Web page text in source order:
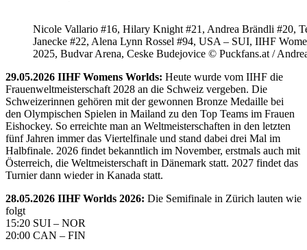
Nicole Vallario #16, Hilary Knight #21, Andrea Brändli #20,
Janecke #22, Alena Lynn Rossel #94, USA – SUI, IIHF
2025, Budvar Arena, Ceske Budejovice © Puckfans.at /
29.05.2026 IIHF Womens Worlds: Heute wurde vom IIHF die
Frauenweltmeisterschaft 2028 an die Schweiz vergeben. Die
Schweizerinnen gehören mit der gewonnen Bronze Medaille bei
den Olympischen Spielen in Mailand zu den Top Teams im Frauen
Eishockey. So erreichte man an Weltmeisterschaften in den letzten
fünf Jahren immer das Viertelfinale und stand dabei drei Mal im
Halbfinale. 2026 findet bekanntlich im November, erstmals auch mit
Österreich, die Weltmeisterschaft in Dänemark statt. 2027 findet das
Turnier dann wieder in Kanada statt.
28.05.2026 IIHF Worlds 2026: Die Semifinale in Zürich lauten wie
folgt
15:20 SUI – NOR
20:00 CAN – FIN